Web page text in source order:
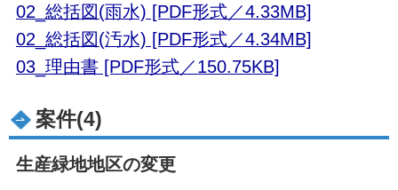
02_総括図(雨水) [PDF形式／4.33MB]
02_総括図(汚水) [PDF形式／4.34MB]
03_理由書 [PDF形式／150.75KB]
案件(4)
生産緑地地区の変更